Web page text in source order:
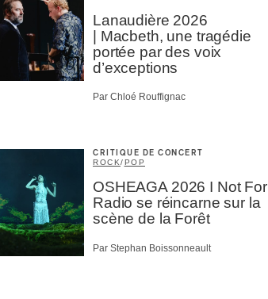
Lanaudière 2026
| Macbeth, une tragédie
portée par des voix
d’exceptions
Par Chloé Rouffignac
CRITIQUE DE CONCERT
ROCK/POP
OSHEAGA 2026 I Not For
Radio se réincarne sur la
scène de la Forêt
Par Stephan Boissonneault